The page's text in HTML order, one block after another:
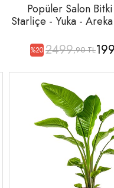
Popüler Salon
Starliçe - Yuka -
%20 2499,90 TL